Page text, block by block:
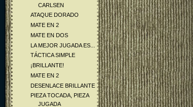
CARLSEN
ATAQUE DORADO
MATE EN 2
MATE EN DOS
LA MEJOR JUGADA ES...
TÁCTICA SIMPLE
¡BRILLANTE!
MATE EN 2
DESENLACE BRILLANTE
PIEZA TOCADA, PIEZA
JUGADA